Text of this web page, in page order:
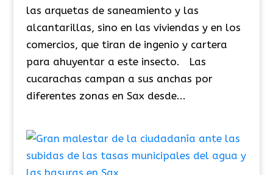
las arquetas de saneamiento y las
alcantarillas, sino en las viviendas y en los
comercios, que tiran de ingenio y cartera
para ahuyentar a este insecto. Las
cucarachas campan a sus anchas por
diferentes zonas en Sax desde...